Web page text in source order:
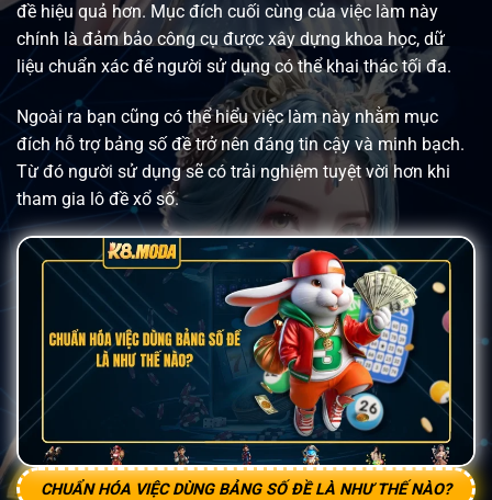
đề hiệu quả hơn. Mục đích cuối cùng của việc làm này
chính là đảm bảo công cụ được xây dựng khoa học, dữ
liệu chuẩn xác để người sử dụng có thể khai thác tối đa.
Ngoài ra bạn cũng có thể hiểu việc làm này nhằm mục
đích hỗ trợ bảng số đề trở nên đáng tin cậy và minh bạch.
Từ đó người sử dụng sẽ có trải nghiệm tuyệt vời hơn khi
tham gia lô đề xổ số.
CHUẨN HÓA VIỆC DÙNG BẢNG SỐ ĐỀ LÀ NHƯ THẾ NÀO?